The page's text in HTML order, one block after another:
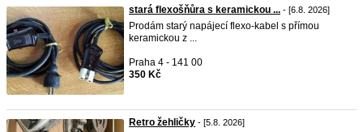
stará flexošňůra s keramickou ... - [6.8. 2026]
Prodám starý napájecí flexo-kabel s přímou
keramickou z ...
Praha 4 - 141 00
350 Kč
Retro žehličky - [5.8. 2026]